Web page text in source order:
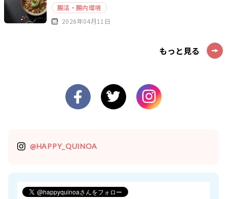
腸活・腸内環境
2026年04月11日
もっと見る
@HAPPY_QUINOA